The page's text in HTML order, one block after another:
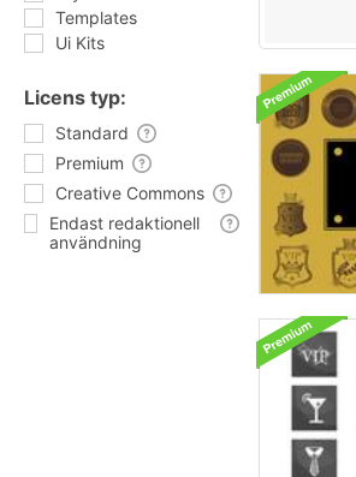
Templates
Ui Kits
Licens typ:
Standard
Premium
Creative Commons
Endast redaktionell
användning